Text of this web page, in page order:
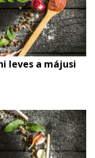
leves a májusi